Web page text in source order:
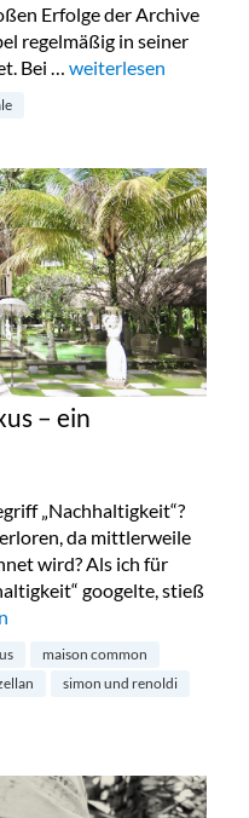
Erfolge der Archive
regelmäßig in seiner
Bei … „Lala Berlin Flash
weiterlesen
– ein
„Nachhaltigkeit“?
da mittlerweile
wird? Als ich für
googelte, stieß
und Luxus – ein
maison common
simon und renoldi